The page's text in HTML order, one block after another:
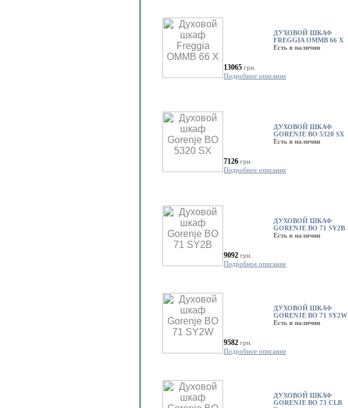
ДУХОВОЙ ШКАФ
FREGGIA OMMB 66 X
Есть в наличии
13065 грн.
Подробное описание
ДУХОВОЙ ШКАФ
GORENJE BO 5320 SX
Есть в наличии
7126 грн.
Подробное описание
ДУХОВОЙ ШКАФ
GORENJE BO 71 SY2B
Есть в наличии
9092 грн.
Подробное описание
ДУХОВОЙ ШКАФ
GORENJE BO 71 SY2W
Есть в наличии
9582 грн.
Подробное описание
ДУХОВОЙ ШКАФ
GORENJE BO 73 CLB